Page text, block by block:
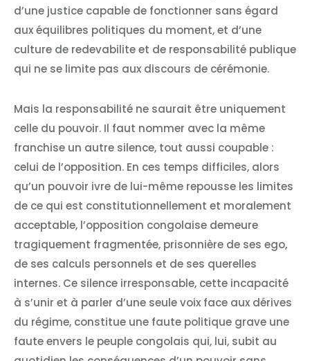
d’une justice capable de fonctionner sans égard
aux équilibres politiques du moment, et d’une
culture de redevabilite et de responsabilité publique
qui ne se limite pas aux discours de cérémonie.
Mais la responsabilité ne saurait être uniquement
celle du pouvoir. Il faut nommer avec la même
franchise un autre silence, tout aussi coupable :
celui de l’opposition. En ces temps difficiles, alors
qu’un pouvoir ivre de lui-même repousse les limites
de ce qui est constitutionnellement et moralement
acceptable, l’opposition congolaise demeure
tragiquement fragmentée, prisonnière de ses ego,
de ses calculs personnels et de ses querelles
internes. Ce silence irresponsable, cette incapacité
à s’unir et à parler d’une seule voix face aux dérives
du régime, constitue une faute politique grave une
faute envers le peuple congolais qui, lui, subit au